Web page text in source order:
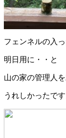
フェンネルの入
明日用に・・と
山の家の管理人
うれしかったです